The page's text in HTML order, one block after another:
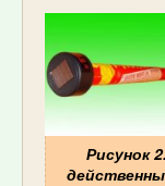
Рисунок